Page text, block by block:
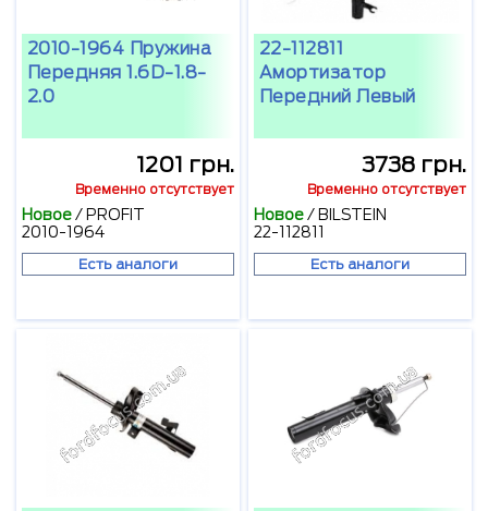
2010-1964 Пружина
Передняя 1.6D-1.8-
2.0
1201 грн.
Временно отсутствует
Новое/ PROFIT
2010-1964
Есть аналоги
22-112811
Амортизатор
Передний Левый
3738 грн.
Временно отсутствует
Новое/ BILSTEIN
22-112811
Есть аналоги